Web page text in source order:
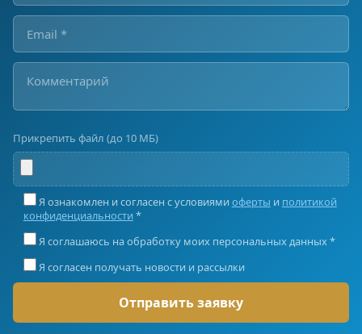
Прикрепить файл (до 10 МБ)
Я ознакомлен и согласен с условиями оферты и политикой
конфиденциальности *
Я соглашаюсь на обработку моих персональных данных *
Я согласен получать новости и рассылки